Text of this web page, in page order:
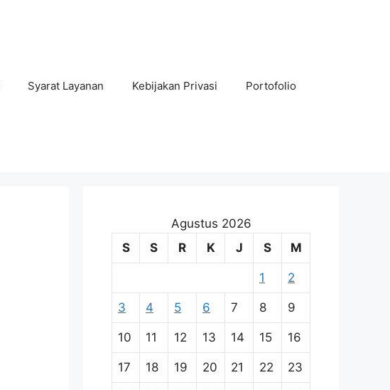
Syarat Layanan Kebijakan Privasi Portofolio
Agustus 2026
S
S R K J S M
1 2
3 4 5 6 7 8 9
10 11 12 13 14 15 16
17 18 19 20 21 22 23